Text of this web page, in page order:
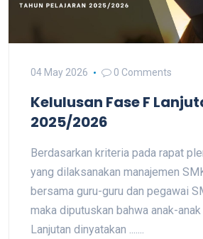
04 May 2026 0 Comments
Kelulusan Fase F
2025/2026
Berdasarkan kriteria pada rapat
yang dilaksanakan manajemen
bersama guru-guru dan pegawai
maka diputuskan bahwa anak-
Lanjutan dinyatakan .......